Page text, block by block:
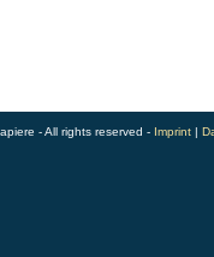
- All rights reserved - Imprint |